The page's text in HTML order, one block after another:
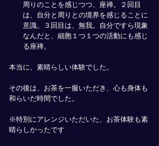
周りのことを感じつつ、座禅。２回目
は、自分と周りとの境界を感じることに
意識。３回目は、無我。自分ですら現象
なんだと、細胞１つ１つの活動にも感じ
る座禅。
本当に、素晴らしい体験でした。
その後は、お茶を一服いただき、心も身体も
和らいだ時間でした。
※特別にアレンジいただいた、お茶体験も素
晴らしかったです